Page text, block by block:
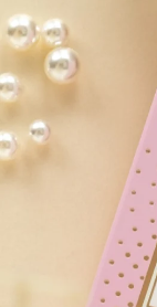
NOWOŚĆ
FAQ™ Pure
BREAKING
issa™ Teeth
Język
English
Français